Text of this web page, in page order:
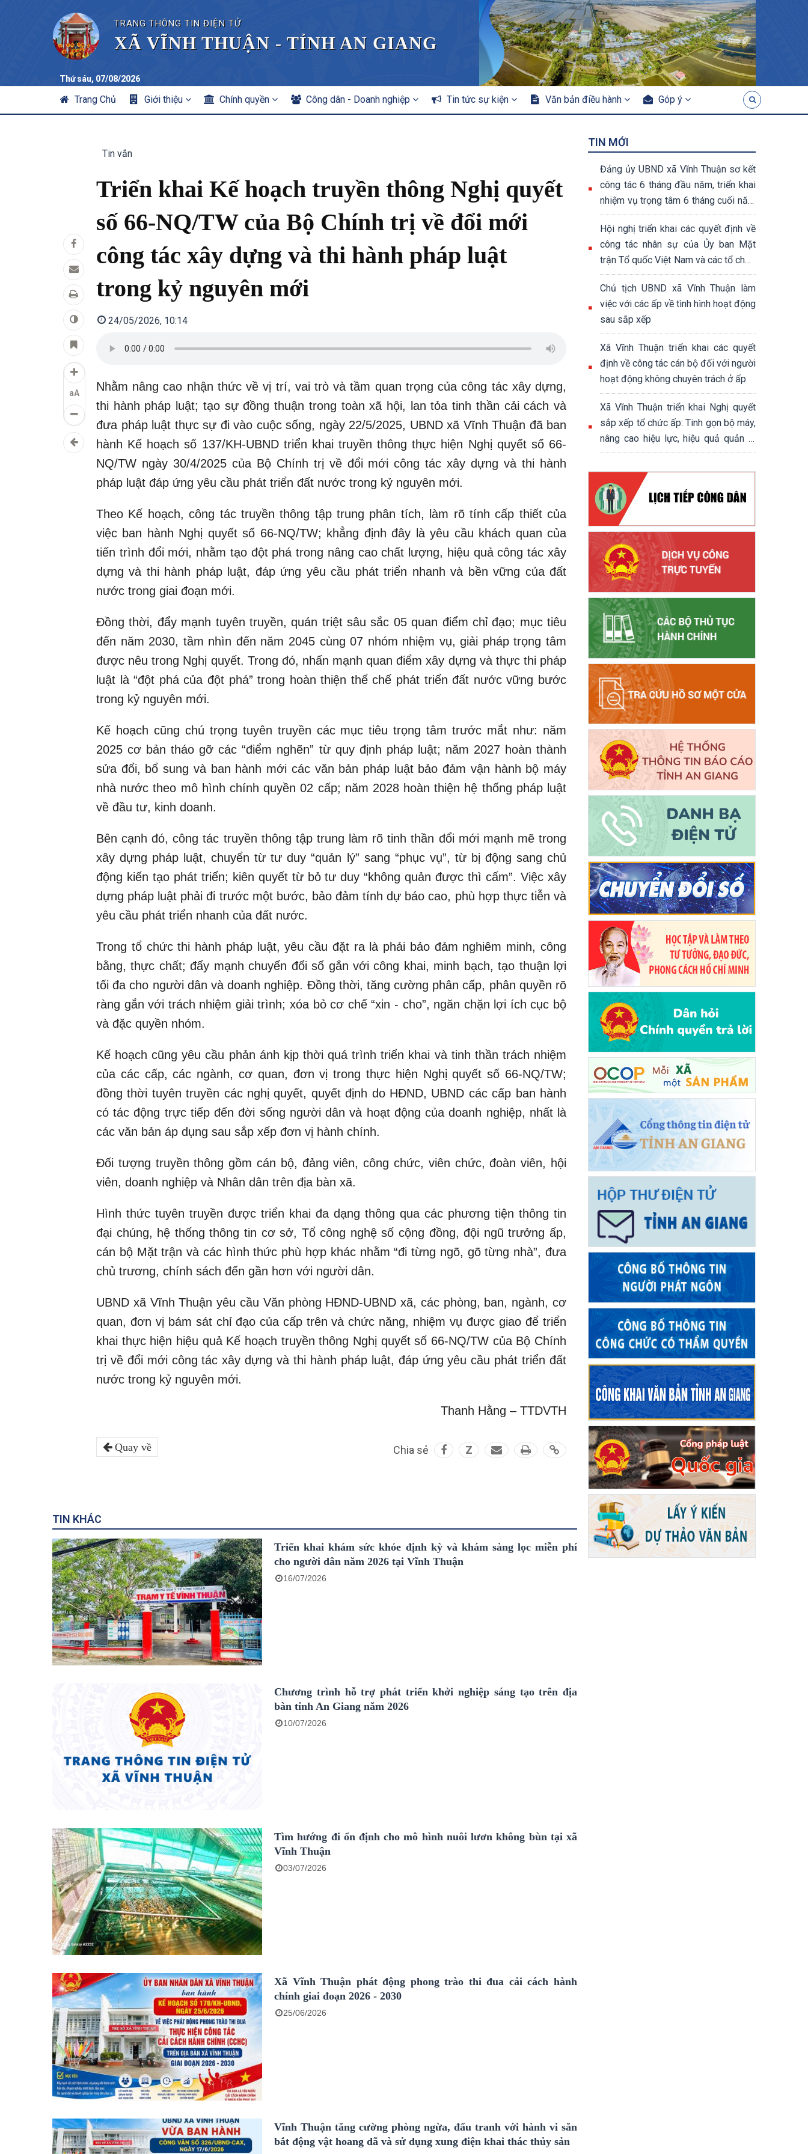
TRANG THÔNG TIN ĐIỆN TỬ
XÃ VĨNH THUẬN - TỈNH AN GIANG
Thứ sáu, 07/08/2026
NAVIGATION
Trang Chủ Giới thiệu Chính quyền Công dân - Doanh nghiệp Tin tức sự kiện Văn bản điều hành Góp ý
aA
Tin vắn
Triển khai Kế hoạch truyền thông Nghị quyết
số 66-NQ/TW của Bộ Chính trị về đổi mới
công tác xây dựng và thi hành pháp luật
trong kỷ nguyên mới
24/05/2026, 10:14
Nhằm nâng cao nhận thức về vị trí, vai trò và tầm quan trọng của công tác xây dựng,
thi hành pháp luật; tạo sự đồng thuận trong toàn xã hội, lan tỏa tinh thần cải cách và
đưa pháp luật thực sự đi vào cuộc sống, ngày 22/5/2025, UBND xã Vĩnh Thuận đã ban
hành Kế hoạch số 137/KH-UBND triển khai truyền thông thực hiện Nghị quyết số 66-
NQ/TW ngày 30/4/2025 của Bộ Chính trị về đổi mới công tác xây dựng và thi hành
pháp luật đáp ứng yêu cầu phát triển đất nước trong kỷ nguyên mới.
Theo Kế hoạch, công tác truyền thông tập trung phân tích, làm rõ tính cấp thiết của
việc ban hành Nghị quyết số 66-NQ/TW; khẳng định đây là yêu cầu khách quan của
tiến trình đổi mới, nhằm tạo đột phá trong nâng cao chất lượng, hiệu quả công tác xây
dựng và thi hành pháp luật, đáp ứng yêu cầu phát triển nhanh và bền vững của đất
nước trong giai đoạn mới.
Đồng thời, đẩy mạnh tuyên truyền, quán triệt sâu sắc 05 quan điểm chỉ đạo; mục tiêu
đến năm 2030, tầm nhìn đến năm 2045 cùng 07 nhóm nhiệm vụ, giải pháp trọng tâm
được nêu trong Nghị quyết. Trong đó, nhấn mạnh quan điểm xây dựng và thực thi pháp
luật là “đột phá của đột phá” trong hoàn thiện thể chế phát triển đất nước vững bước
trong kỷ nguyên mới.
Kế hoạch cũng chú trọng tuyên truyền các mục tiêu trọng tâm trước mắt như: năm
2025 cơ bản tháo gỡ các “điểm nghẽn” từ quy định pháp luật; năm 2027 hoàn thành
sửa đổi, bổ sung và ban hành mới các văn bản pháp luật bảo đảm vận hành bộ máy
nhà nước theo mô hình chính quyền 02 cấp; năm 2028 hoàn thiện hệ thống pháp luật
về đầu tư, kinh doanh.
Bên cạnh đó, công tác truyền thông tập trung làm rõ tinh thần đổi mới mạnh mẽ trong
xây dựng pháp luật, chuyển từ tư duy “quản lý” sang “phục vụ”, từ bị động sang chủ
động kiến tạo phát triển; kiên quyết từ bỏ tư duy “không quản được thì cấm”. Việc xây
dựng pháp luật phải đi trước một bước, bảo đảm tính dự báo cao, phù hợp thực tiễn và
yêu cầu phát triển nhanh của đất nước.
Trong tổ chức thi hành pháp luật, yêu cầu đặt ra là phải bảo đảm nghiêm minh, công
bằng, thực chất; đẩy mạnh chuyển đổi số gắn với công khai, minh bạch, tạo thuận lợi
tối đa cho người dân và doanh nghiệp. Đồng thời, tăng cường phân cấp, phân quyền rõ
ràng gắn với trách nhiệm giải trình; xóa bỏ cơ chế “xin - cho”, ngăn chặn lợi ích cục bộ
và đặc quyền nhóm.
Kế hoạch cũng yêu cầu phản ánh kịp thời quá trình triển khai và tinh thần trách nhiệm
của các cấp, các ngành, cơ quan, đơn vị trong thực hiện Nghị quyết số 66-NQ/TW;
đồng thời tuyên truyền các nghị quyết, quyết định do HĐND, UBND các cấp ban hành
có tác động trực tiếp đến đời sống người dân và hoạt động của doanh nghiệp, nhất là
các văn bản áp dụng sau sắp xếp đơn vị hành chính.
Đối tượng truyền thông gồm cán bộ, đảng viên, công chức, viên chức, đoàn viên, hội
viên, doanh nghiệp và Nhân dân trên địa bàn xã.
Hình thức tuyên truyền được triển khai đa dạng thông qua các phương tiện thông tin
đại chúng, hệ thống thông tin cơ sở, Tổ công nghệ số cộng đồng, đội ngũ trưởng ấp,
cán bộ Mặt trận và các hình thức phù hợp khác nhằm “đi từng ngõ, gõ từng nhà”, đưa
chủ trương, chính sách đến gần hơn với người dân.
UBND xã Vĩnh Thuận yêu cầu Văn phòng HĐND-UBND xã, các phòng, ban, ngành, cơ
quan, đơn vị bám sát chỉ đạo của cấp trên và chức năng, nhiệm vụ được giao để triển
khai thực hiện hiệu quả Kế hoạch truyền thông Nghị quyết số 66-NQ/TW của Bộ Chính
trị về đổi mới công tác xây dựng và thi hành pháp luật, đáp ứng yêu cầu phát triển đất
nước trong kỷ nguyên mới.
Thanh Hằng – TTDVTH
Quay về Chia sẻ Z
TIN KHÁC
Triển khai khám sức khỏe định kỳ và khám sàng lọc miễn phí
cho người dân năm 2026 tại Vĩnh Thuận
16/07/2026
Chương trình hỗ trợ phát triển khởi nghiệp sáng tạo trên địa
bàn tỉnh An Giang năm 2026
10/07/2026
Tìm hướng đi ổn định cho mô hình nuôi lươn không bùn tại xã
Vĩnh Thuận
03/07/2026
Xã Vĩnh Thuận phát động phong trào thi đua cải cách hành
chính giai đoạn 2026 - 2030
25/06/2026
Vĩnh Thuận tăng cường phòng ngừa, đấu tranh với hành vi săn
bắt động vật hoang dã và sử dụng xung điện khai thác thủy sản
TIN MỚI
Đảng ủy UBND xã Vĩnh Thuận sơ kết
công tác 6 tháng đầu năm, triển khai
nhiệm vụ trọng tâm 6 tháng cuối năm
2026
Hội nghị triển khai các quyết định về
công tác nhân sự của Ủy ban Mặt
trận Tổ quốc Việt Nam và các tổ chức
chính trị - xã hội xã Vĩnh Thuận
Chủ tịch UBND xã Vĩnh Thuận làm
việc với các ấp về tình hình hoạt động
sau sắp xếp
Xã Vĩnh Thuận triển khai các quyết
định về công tác cán bộ đối với người
hoạt động không chuyên trách ở ấp
Xã Vĩnh Thuận triển khai Nghị quyết
sắp xếp tổ chức ấp: Tinh gọn bộ máy,
nâng cao hiệu lực, hiệu quả quản lý
cơ sở